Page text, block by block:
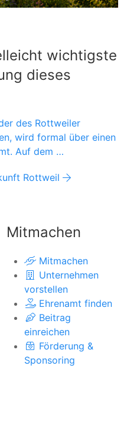
wichtigste
dieses
des Rottweiler
wird formal über einen
Auf dem …
Rottweil
Mitmachen
Mitmachen
Unternehmen
vorstellen
Ehrenamt finden
Beitrag
einreichen
Förderung &
Sponsoring